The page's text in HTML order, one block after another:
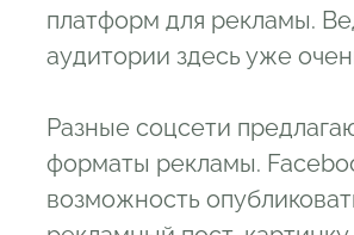
платформ для рекламы.
аудитории здесь уже
Разные соцсети
форматы рекламы.
возможность